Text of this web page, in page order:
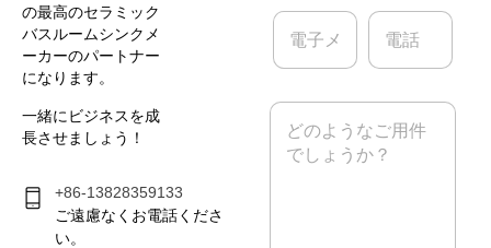
の最高のセラミック
バスルームシンクメ
ーカーのパートナー
になります。
一緒にビジネスを成
長させましょう！
+86-13828359133
ご遠慮なくお電話くださ
い。
電
メ
ル
電
メ